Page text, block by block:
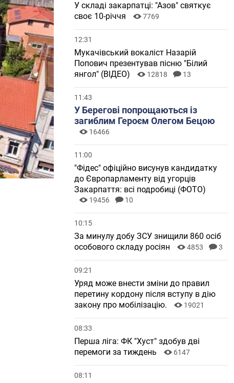
У складі закарпатці: "Азов" святкує
своє 10-річчя
7769
12:31
Мукачівський вокаліст Назарій
Попович презентував пісню "Білий
янгол" (ВІДЕО)
12818 13
11:43
У Берегові попрощаються із
загиблим Героєм Олегом Бецою
16466
11:00
"Фідес" офіційно висунув кандидатку
до Європарламенту від угорців
Закарпаття: всі подробиці (ФОТО)
19456 10
10:15
За минулу добу ЗСУ знищили 860 осіб
особового складу росіян
4853 3
09:21
Уряд може внести зміни до правил
перетину кордону після вступу в дію
закону про мобілізацію.
19021
08:33
Перша ліга: ФК "Хуст" здобув дві
перемоги за тиждень
6147
08:11